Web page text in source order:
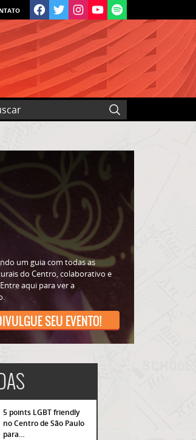
um guia com todas as
do Centro, colaborativo e
aqui para ver a
SEU EVENTO!
5 points LGBT friendly
no Centro de São Paulo
para…